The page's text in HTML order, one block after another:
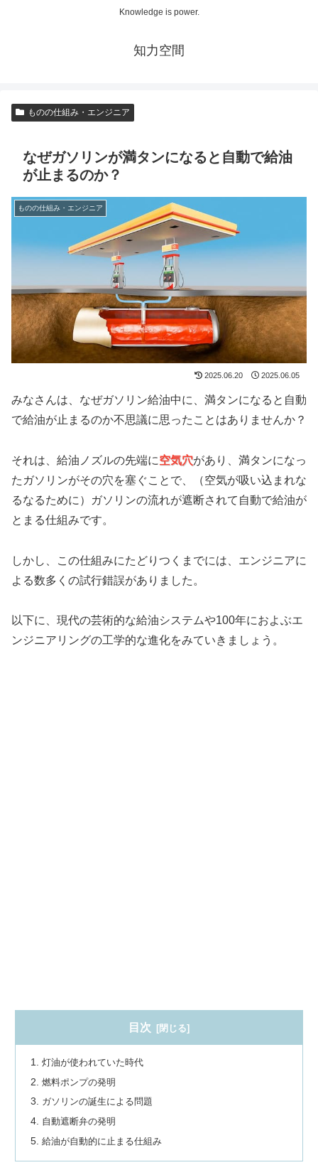
Knowledge is power.
知力空間
ものの仕組み・エンジニア
なぜガソリンが満タンになると自動で給油
が止まるのか？
ものの仕組み・エンジニア
2025.06.20 2025.06.05
みなさんは、なぜガソリン給油中に、満タンになると自動
で給油が止まるのか不思議に思ったことはありませんか？
それは、給油ノズルの先端に空気穴があり、満タンになっ
たガソリンがその穴を塞ぐことで、（空気が吸い込まれな
るなるために）ガソリンの流れが遮断されて自動で給油が
とまる仕組みです。
しかし、この仕組みにたどりつくまでには、エンジニアに
よる数多くの試行錯誤がありました。
以下に、現代の芸術的な給油システムや100年におよぶエ
ンジニアリングの工学的な進化をみていきましょう。
目次
灯油が使われていた時代
燃料ポンプの発明
ガソリンの誕生による問題
自動遮断弁の発明
給油が自動的に止まる仕組み